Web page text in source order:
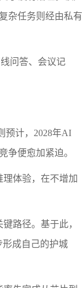
杂任务则经由私有
问答、会议记
预计，2028年AI
争便愈加紧迫。
理体验，在不增加
路径。基于此，
形成自己的护城